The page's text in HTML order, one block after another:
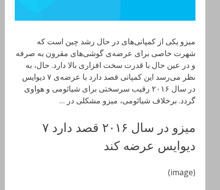
میزو یکی از کمپانی‌های در حال رشد چین است که
شهرت خاصی برای عرضه‌ی گوشی‌های مقرون به صرفه
و در عین حال با قدرت سخت افزاری بالا دارد. حال، به
نظر می‌رسد این کمپانی قصد دارد با عرضه‌ی ۷ دیوایس
در سال ۲۰۱۶ رقیب سرسختی برای شیائومی و هواوی
گردد. برخلاف شیائومی، میزو مشکلی در …
میزو در سال ۲۰۱۶ قصد دارد ۷
دیوایس عرضه کند
(image)